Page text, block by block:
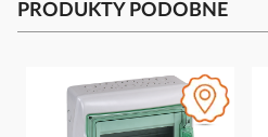
PRODUKTY PODOBNE